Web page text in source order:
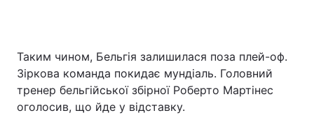
Таким чином, Бельгія залишилася поза плей-оф.
Зіркова команда покидає мундіаль. Головний
тренер бельгійської збірної Роберто Мартінес
оголосив, що йде у відставку.